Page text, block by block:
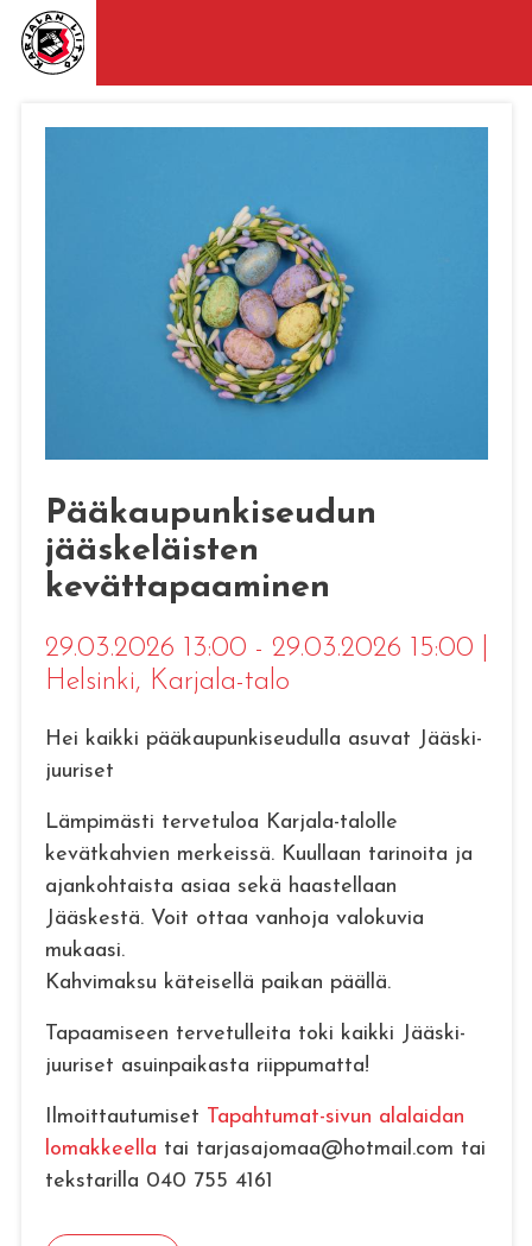
Pääkaupunkiseudun
jääskeläisten
kevättapaaminen
29.03.2026 13:00 - 29.03.2026 15:00
Helsinki, Karjala-talo
Hei kaikki pääkaupunkiseudulla asuvat Jääski-
juuriset
Lämpimästi tervetuloa Karjala-talolle
kevätkahvien merkeissä. Kuullaan tarinoita ja
ajankohtaista asiaa sekä haastellaan
Jääskestä. Voit ottaa vanhoja valokuvia
mukaasi.
Kahvimaksu käteisellä paikan päällä.
Tapaamiseen tervetulleita toki kaikki Jääski-
juuriset asuinpaikasta riippumatta!
Ilmoittautumiset Tapahtumat-sivun alalaidan
lomakkeella tai tarjasajomaa@hotmail.com tai
tekstarilla 040 755 4161